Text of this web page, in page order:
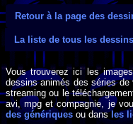
Retour à la page des
La liste de tous les
Vous trouverez ici les
dessins animés des séries
streaming ou le
avi, mpg et compagnie, je
des génériques ou dansles